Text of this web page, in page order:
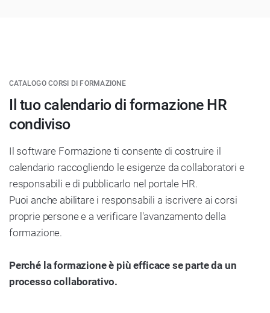
CATALOGO CORSI DI FORMAZIONE
Il tuo calendario di formazione HR
condiviso
Il software Formazione ti consente di costruire il
calendario raccogliendo le esigenze da collaboratori e
responsabili e di pubblicarlo nel portale HR.
Puoi anche abilitare i responsabili a iscrivere ai corsi
proprie persone e a verificare l'avanzamento della
formazione.
Perché la formazione è più efficace se parte da un
processo collaborativo.